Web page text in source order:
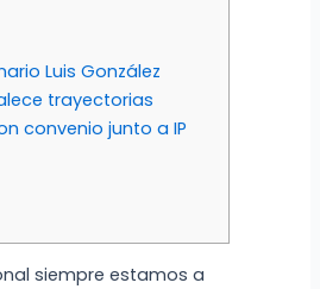
Luis González
trayectorias
convenio junto a IP
siempre estamos a